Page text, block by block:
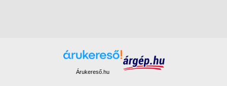
Árukereső.hu